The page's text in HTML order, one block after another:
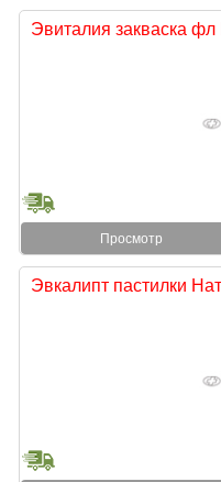
Эвиталия закваска
Просмотр
Эвкалипт пастилки